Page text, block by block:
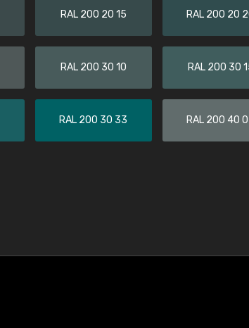
RAL 200 20 15 RAL 200 20
RAL 200 30 10 RAL 200 30
RAL 200 30 33 RAL 200 40